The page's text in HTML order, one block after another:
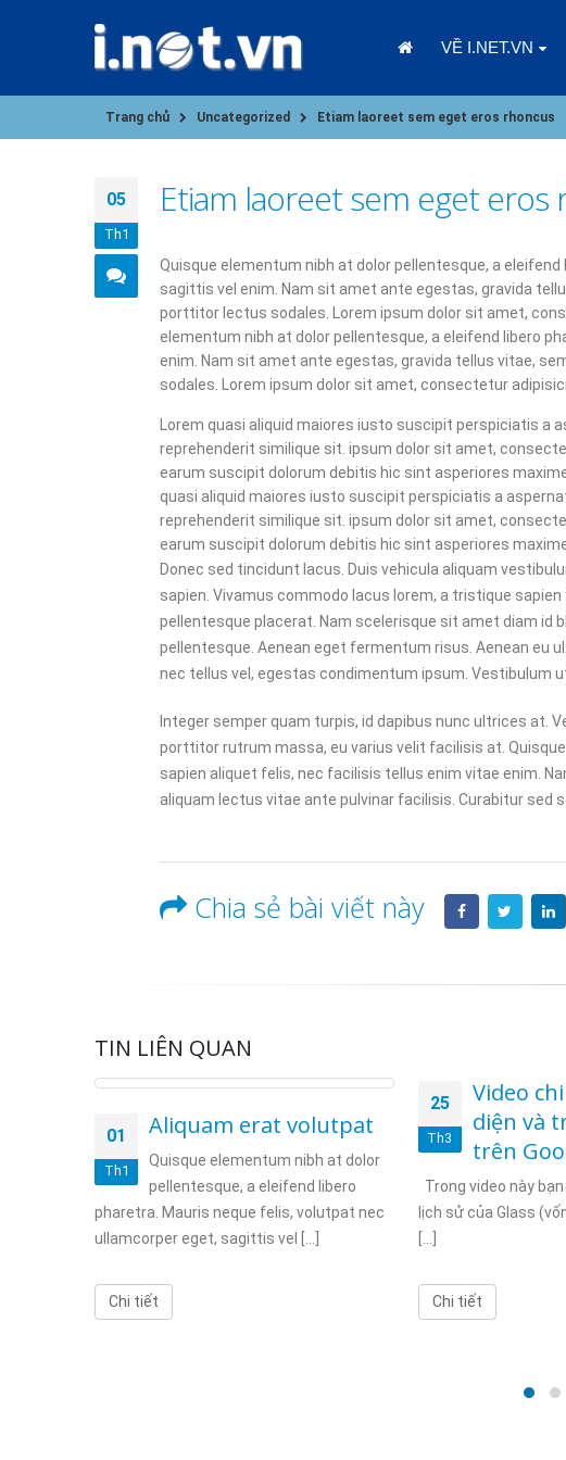
VỀ I.NET.VN
Trang chủ Uncategorized Etiam laoreet sem eget eros rhoncus
05
Th1
Etiam laoreet sem eget eros
Quisque elementum nibh at dolor pellentesque, a
sagittis vel enim. Nam sit amet ante egestas, gravida
porttitor lectus sodales. Lorem ipsum dolor sit amet,
elementum nibh at dolor pellentesque, a eleifend libero
enim. Nam sit amet ante egestas, gravida tellus vitae,
sodales. Lorem ipsum dolor sit amet, consectetur
Lorem quasi aliquid maiores iusto suscipit perspiciatis
reprehenderit similique sit. ipsum dolor sit amet,
earum suscipit dolorum debitis hic sint asperiores
quasi aliquid maiores iusto suscipit perspiciatis a
reprehenderit similique sit. ipsum dolor sit amet,
earum suscipit dolorum debitis hic sint asperiores
Donec sed tincidunt lacus. Duis vehicula aliquam
sapien. Vivamus commodo lacus lorem, a tristique
pellentesque placerat. Nam scelerisque sit amet diam id
pellentesque. Aenean eget fermentum risus. Aenean eu
nec tellus vel, egestas condimentum ipsum. Vestibulum
Integer semper quam turpis, id dapibus nunc ultrices at.
porttitor rutrum massa, eu varius velit facilisis at.
sapien aliquet felis, nec facilisis tellus enim vitae enim.
aliquam lectus vitae ante pulvinar facilisis. Curabitur sed
Chia sẻ bài viết này
TIN LIÊN QUAN
01
Th1
Aliquam erat volutpat
Quisque elementum nibh at dolor
pellentesque, a eleifend libero
pharetra. Mauris neque felis, volutpat nec
ullamcorper eget, sagittis vel [...]
Chi tiết
25
Th3
Video
diện và
trên
Trong video này
lịch sử của Glass
Chi tiết
NGHIỆP
09/01/2025
CHÀO NĂM MỚI 2025, CÙNG
NHÌN LẠI 2024
ĐIỀU GÌ XẢY RA KHI KINH DOANH
ONLINE MÀ CHỌN HOSTING
NƯỚC NGOÀI?
03/01/2025
DOANH
GÓI SSL
ĐĂNG KÝ
ƯU ĐÃI
CHO
30/12/2024